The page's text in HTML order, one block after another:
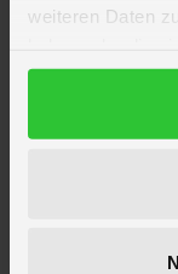
weiteren Daten
gesammelt
Marke
Alle